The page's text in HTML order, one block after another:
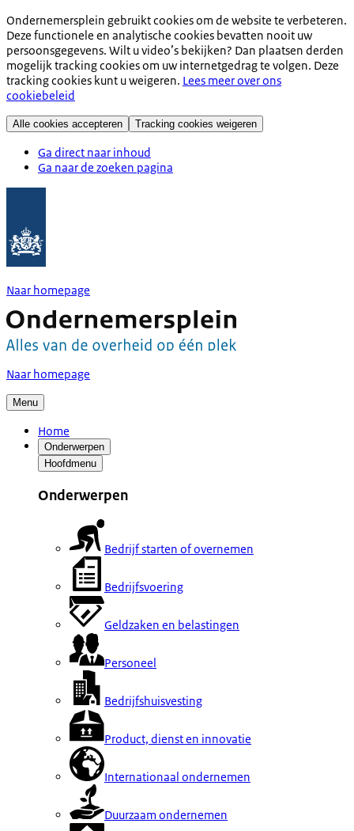
Ondernemersplein gebruikt cookies om de website te verbeteren.
Deze functionele en analytische cookies bevatten nooit uw
persoonsgegevens. Wilt u video’s bekijken? Dan plaatsen derden
mogelijk tracking cookies om uw internetgedrag te volgen. Deze
tracking cookies kunt u weigeren. Lees meer over ons
cookiebeleid
Alle cookies accepteren Tracking cookies weigeren
Ga direct naar inhoud
Ga naar de zoeken pagina
Naar homepage
Naar homepage
Menu
Home
Onderwerpen
Hoofdmenu
Onderwerpen
Bedrijf starten of overnemen
Bedrijfsvoering
Geldzaken en belastingen
Personeel
Bedrijfshuisvesting
Product, dienst en innovatie
Internationaal ondernemen
Duurzaam ondernemen